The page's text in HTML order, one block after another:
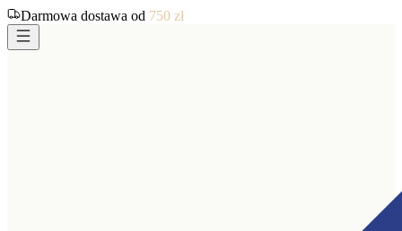
Darmowa dostawa od 750 zł